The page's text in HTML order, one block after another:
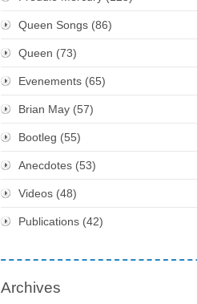
Queen Songs (86)
Queen (73)
Evenements (65)
Brian May (57)
Bootleg (55)
Anecdotes (53)
Videos (48)
Publications (42)
Archives